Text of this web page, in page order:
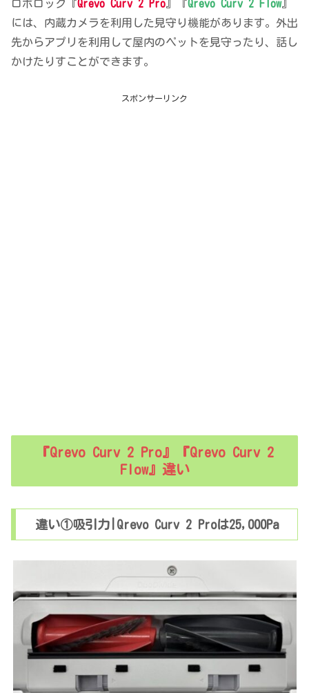
ロボロック『Qrevo Curv 2 Pro』『Qrevo Curv 2 Flow』
には、内蔵カメラを利用した見守り機能があります。外出
先からアプリを利用して屋内のペットを見守ったり、話し
かけたりすことができます。
スポンサーリンク
『Qrevo Curv 2 Pro』『Qrevo Curv 2
Flow』違い
違い①吸引力|Qrevo Curv 2 Proは25,000Pa